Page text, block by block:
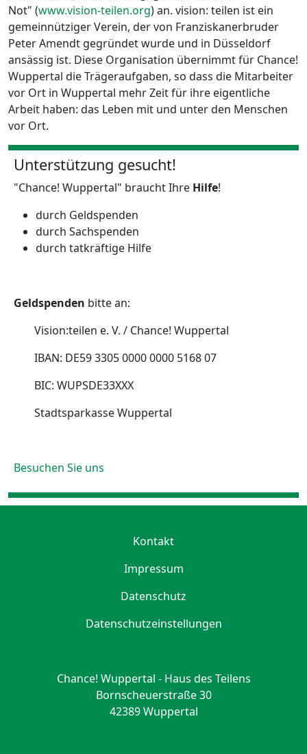
Not" (www.vision-teilen.org) an. vision: teilen ist ein
gemeinnütziger Verein, der von Franziskanerbruder
Peter Amendt gegründet wurde und in Düsseldorf
ansässig ist. Diese Organisation übernimmt für Chance!
Wuppertal die Trägeraufgaben, so dass die Mitarbeiter
vor Ort in Wuppertal mehr Zeit für ihre eigentliche
Arbeit haben: das Leben mit und unter den Menschen
vor Ort.
Unterstützung gesucht!
"Chance! Wuppertal" braucht Ihre Hilfe!
durch Geldspenden
durch Sachspenden
durch tatkräftige Hilfe
Geldspenden bitte an:
Vision:teilen e. V. / Chance! Wuppertal
IBAN: DE59 3305 0000 0000 5168 07
BIC: WUPSDE33XXX
Stadtsparkasse Wuppertal
Besuchen Sie uns
Kontakt
Impressum
Datenschutz
Datenschutzeinstellungen
Chance! Wuppertal - Haus des Teilens
Bornscheuerstraße 30
42389 Wuppertal